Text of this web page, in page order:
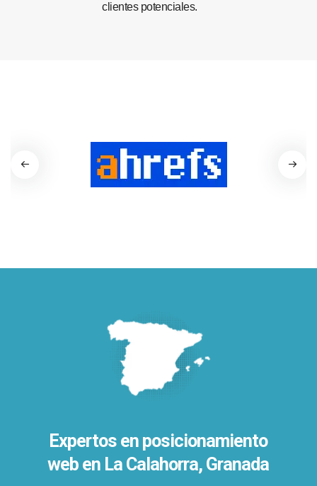
clientes potenciales.
Expertos en posicionamiento
web en La Calahorra, Granada